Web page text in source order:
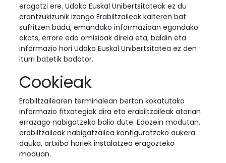
eragotzi ere. Udako Euskal Unibertsitateak ez du
erantzukizunik izango Erabiltzaileak kalteren bat
sufritzen badu, emandako informazioan egondako
akats, errore edo omisioak direla eta, baldin eta
informazio hori Udako Euskal Unibertsitatea ez den
iturri batetik badator.
Cookieak
Erabiltzailearen terminalean bertan kokatutako
informazio fitxategiak dira eta erabiltzaileak atarian
errazago nabigatzeko balio dute. Edozein modutan,
erabiltzaileak nabigatzailea konfiguratzeko aukera
dauka, artxibo horiek instalatzea eragozteko
moduan.